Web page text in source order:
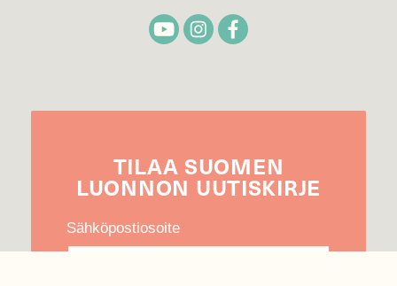
TILAA SUOMEN
LUONNON UUTIS­KIRJE
Sähköpostiosoite